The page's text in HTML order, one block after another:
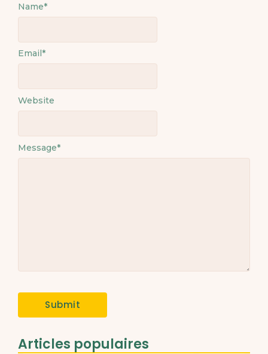
Message*
Name*
Email*
Website
Alternative:
Articles populaires